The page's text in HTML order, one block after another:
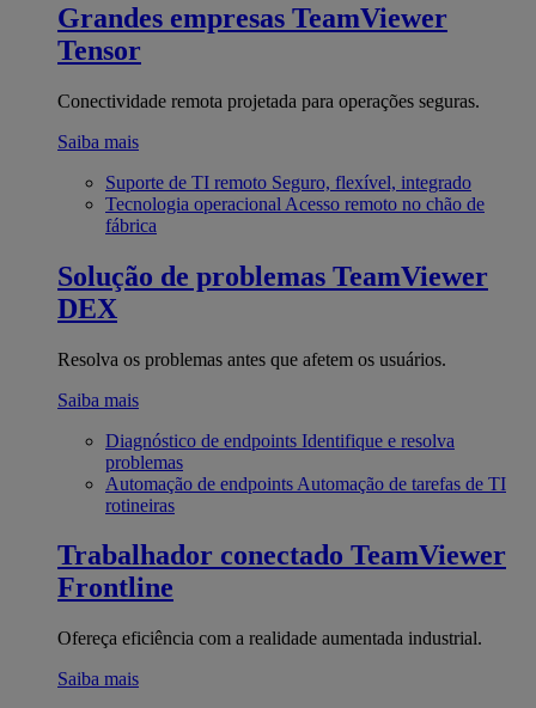
Grandes empresas TeamViewer
Tensor
Conectividade remota projetada para operações seguras.
Saiba mais
Suporte de TI remoto Seguro, flexível, integrado
Tecnologia operacional Acesso remoto no chão de
fábrica
Solução de problemas TeamViewer
DEX
Resolva os problemas antes que afetem os usuários.
Saiba mais
Diagnóstico de endpoints Identifique e resolva
problemas
Automação de endpoints Automação de tarefas de TI
rotineiras
Trabalhador conectado TeamViewer
Frontline
Ofereça eficiência com a realidade aumentada industrial.
Saiba mais